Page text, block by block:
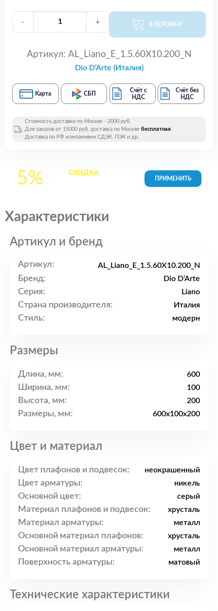
- + В КОРЗИНУ
Артикул: AL_Liano_E_1.5.60X10.200_N
Dio D’Arte (Италия)
Карта СБП
Счёт с
НДС
Счёт без
НДС
Стоимость доставки по Москве - 2000 руб.
Для заказов от 15000 руб. доставка по Москве бесплатная.
Доставка по РФ компаниями СДЭК, ПЭК и др.
5% СКИДКАна все
Характеристики
Артикул и бренд
Артикул: AL_Liano_E_1.5.60X10.200_N
Бренд: Dio D’Arte
Серия: Liano
Страна производителя: Италия
Стиль: модерн
Размеры
Длина, мм: 600
Ширина, мм: 100
Высота, мм: 200
Размеры, мм: 600x100x200
Цвет и материал
Цвет плафонов и подвесок: неокрашенный
Цвет арматуры: никель
Основной цвет: серый
Материал плафонов и подвесок: хрусталь
Материал арматуры: металл
Основной материал плафонов: хрусталь
Основной материал арматуры: металл
Поверхность арматуры: матовый
Технические характеристики